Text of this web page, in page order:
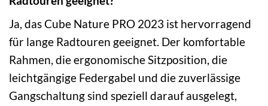
Ja, das Cube Nature PRO 2023 ist hervorragend
für lange Radtouren geeignet. Der komfortable
Rahmen, die ergonomische Sitzposition, die
leichtgängige Federgabel und die zuverlässige
Gangschaltung sind speziell darauf ausgelegt,